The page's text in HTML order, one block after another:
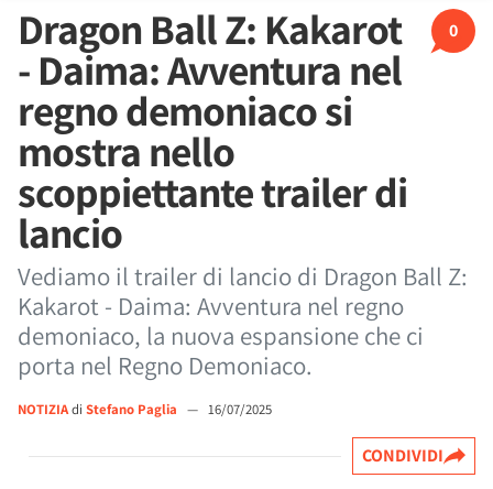
0
Dragon Ball Z: Kakarot
- Daima: Avventura nel
regno demoniaco si
mostra nello
scoppiettante trailer di
lancio
Vediamo il trailer di lancio di Dragon Ball Z:
Kakarot - Daima: Avventura nel regno
demoniaco, la nuova espansione che ci
porta nel Regno Demoniaco.
NOTIZIAdi Stefano Paglia — 16/07/2025
CONDIVIDI